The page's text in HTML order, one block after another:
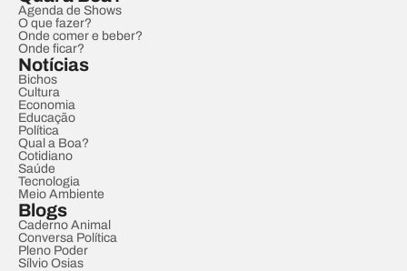
Agenda de Shows
O que fazer?
Onde comer e beber?
Onde ficar?
Notícias
Bichos
Cultura
Economia
Educação
Política
Qual a Boa?
Cotidiano
Saúde
Tecnologia
Meio Ambiente
Blogs
Caderno Animal
Conversa Política
Pleno Poder
Sílvio Osias